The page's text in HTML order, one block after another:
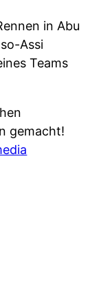
in Abu
Assi
Teams
gemacht!